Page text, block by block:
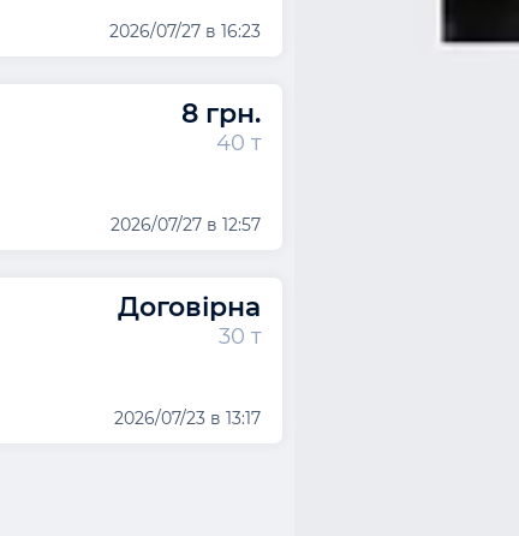
2026/07/27 в 16:23
8 грн.
40 т
2026/07/27 в 12:57
Договірна
30 т
2026/07/23 в 13:17